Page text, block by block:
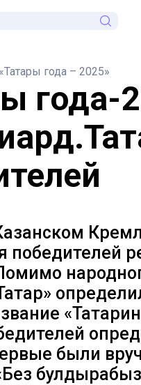
«Татары года – 2025»
года-
победителей
были